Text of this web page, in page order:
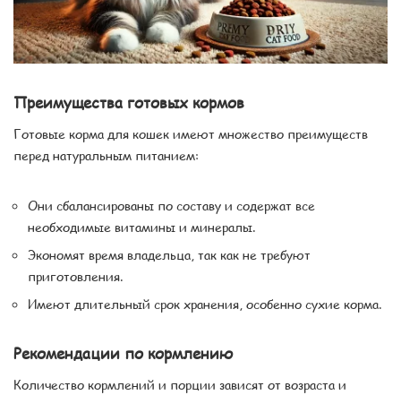
Преимущества готовых кормов
Готовые корма для кошек имеют множество преимуществ
перед натуральным питанием:
Они сбалансированы по составу и содержат все
необходимые витамины и минералы.
Экономят время владельца, так как не требуют
приготовления.
Имеют длительный срок хранения, особенно сухие корма.
Рекомендации по кормлению
Количество кормлений и порции зависят от возраста и